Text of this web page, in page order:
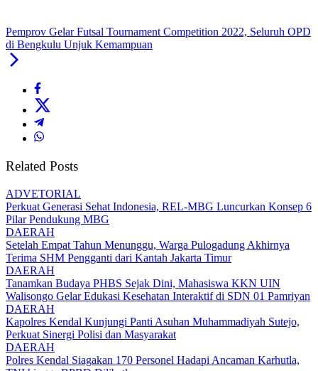
Pemprov Gelar Futsal Tournament Competition 2022, Seluruh OPD
di Bengkulu Unjuk Kemampuan
Related Posts
ADVETORIAL
Perkuat Generasi Sehat Indonesia, REL-MBG Luncurkan Konsep 6
Pilar Pendukung MBG
DAERAH
Setelah Empat Tahun Menunggu, Warga Pulogadung Akhirnya
Terima SHM Pengganti dari Kantah Jakarta Timur
DAERAH
Tanamkan Budaya PHBS Sejak Dini, Mahasiswa KKN UIN
Walisongo Gelar Edukasi Kesehatan Interaktif di SDN 01 Pamriyan
DAERAH
Kapolres Kendal Kunjungi Panti Asuhan Muhammadiyah Sutejo,
Perkuat Sinergi Polisi dan Masyarakat
DAERAH
Polres Kendal Siagakan 170 Personel Hadapi Ancaman Karhutla,